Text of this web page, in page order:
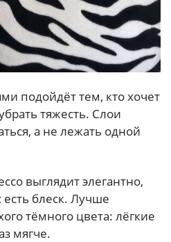
подойдёт тем, кто хочет
тяжесть. Слои
а не лежать одной
выглядит элегантно,
есть блеск. Лучше
тёмного цвета: лёгкие
мягче.